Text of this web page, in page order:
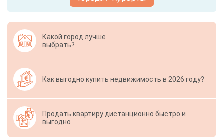
Какой город лучше
выбрать?
Как выгодно купить недвижимость в 2026 году?
Продать квартиру дистанционно быстро и
выгодно